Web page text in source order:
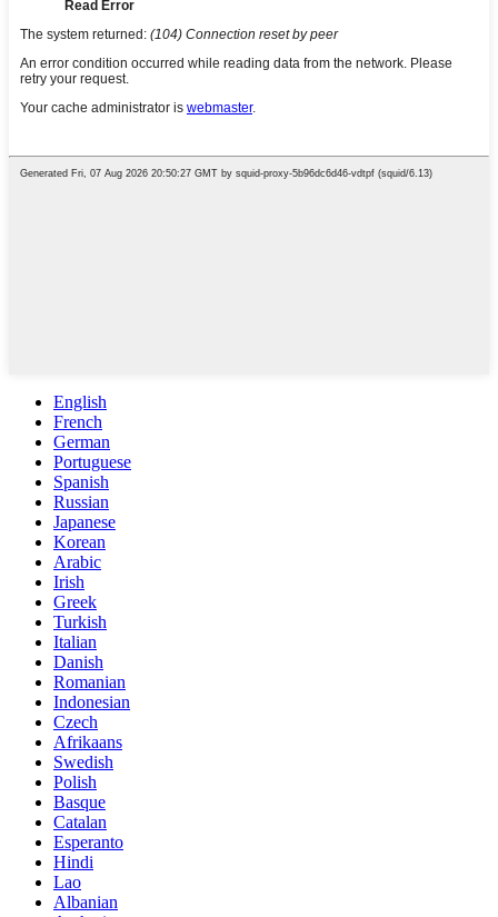
English
French
German
Portuguese
Spanish
Russian
Japanese
Korean
Arabic
Irish
Greek
Turkish
Italian
Danish
Romanian
Indonesian
Czech
Afrikaans
Swedish
Polish
Basque
Catalan
Esperanto
Hindi
Lao
Albanian